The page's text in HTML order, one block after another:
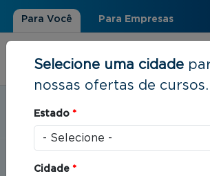
Para Você Para Empresas
Estudar em:Porto Alegre, RS
Você está aqui
Selecione uma cidade
nossas ofertas de cursos.
Estado *
Cidade *